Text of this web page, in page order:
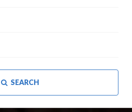
SEARCH